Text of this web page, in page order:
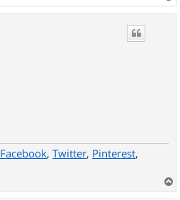
a
Facebook, Twitter, Pinterest,
a